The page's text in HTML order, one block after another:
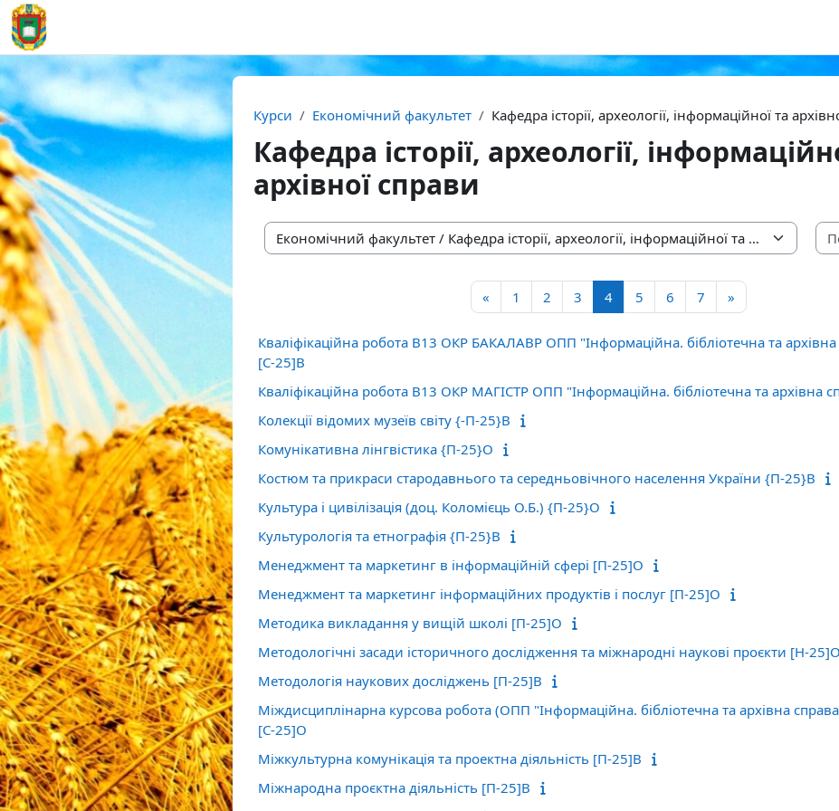
Перейти до головного вмісту
Курси Економічний факультет Кафедра історії, археології, інформаційної та
Кафедра історії, археології,
архівної справи
Категорії курсів
«Попередня сторінка
1 Сторінка 1
2Сторінка 2
3Сторінка 3
4Сторінка 4
5Сторінка 5
6Сторінка 6
7Сторінка 7
»Наступна
Кваліфікаційна робота В13 ОКР БАКАЛАВР ОПП "Інформаційна. бібліотечна та архівна
[С-25]В
Кваліфікаційна робота В13 ОКР МАГІСТР ОПП "Інформаційна. бібліотечна та архівна
Колекції відомих музеїв світу {-П-25}В
Комунікативна лінгвістика {П-25}О
Костюм та прикраси стародавнього та середньовічного населення України {П-25}В
Культура і цивілізація (доц. Коломієць О.Б.) {П-25}О
Культурологія та етнографія {П-25}В
Менеджмент та маркетинг в інформаційній сфері [П-25]О
Менеджмент та маркетинг інформаційних продуктів і послуг [П-25]О
Методика викладання у вищій школі [П-25]О
Методологічні засади історичного дослідження та міжнародні наукові проєкти [Н-25]О
Методологія наукових досліджень [П-25]В
Міждисциплінарна курсова робота (ОПП "Інформаційна. бібліотечна та архівна
[С-25]О
Міжкультурна комунікація та проектна діяльність [П-25]В
Міжнародна проєктна діяльність [П-25]В